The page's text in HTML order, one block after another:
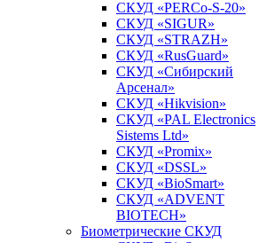
СКУД «PERCo-S-20»
СКУД «SIGUR»
СКУД «STRAZH»
СКУД «RusGuard»
СКУД «Сибирский
Арсенал»
СКУД «Hikvision»
СКУД «PAL Electronics
Sistems Ltd»
СКУД «Promix»
СКУД «DSSL»
СКУД «BioSmart»
СКУД «ADVENT
BIOTECH»
Биометрические СКУД